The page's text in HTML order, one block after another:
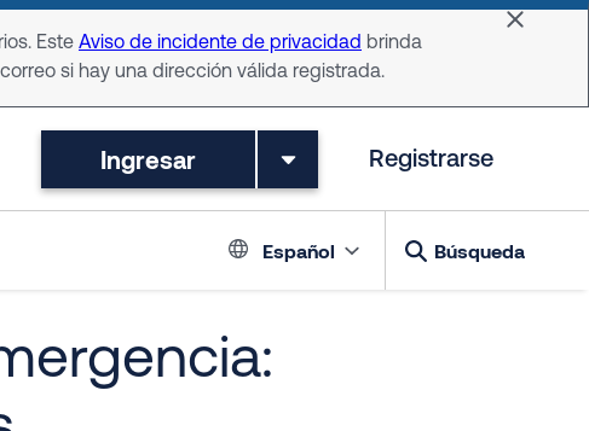
Este Aviso de incidente de privacidad brinda
si hay una dirección válida registrada.
Dismiss
Ingresar Registrarse
Language
Español Búsqueda